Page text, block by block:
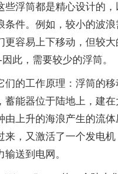
些浮筒都是精心设计的
条件。例如，较小的波
更容易上下移动，但较
此，需要较少的浮筒。
们的工作原理：浮筒的
蓄能器位于陆地上，建
由上升的海浪产生的流
来，又激活了一个发电
送到电网。